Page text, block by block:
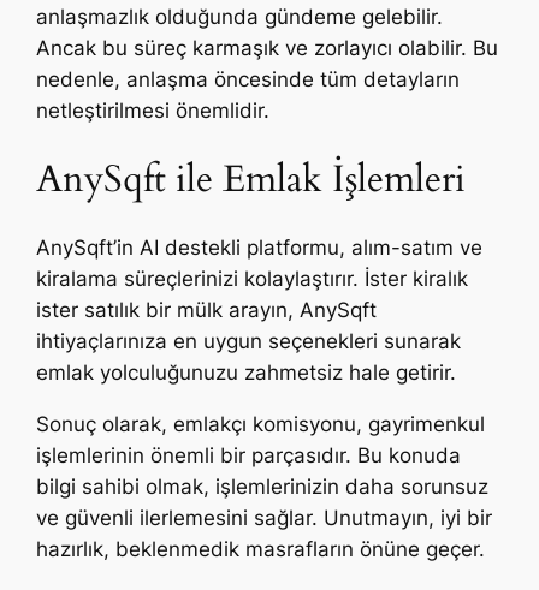
anlaşmazlık olduğunda gündeme gelebilir.
Ancak bu süreç karmaşık ve zorlayıcı olabilir. Bu
nedenle, anlaşma öncesinde tüm detayların
netleştirilmesi önemlidir.
AnySqft ile Emlak İşlemleri
AnySqft’in AI destekli platformu, alım-satım ve
kiralama süreçlerinizi kolaylaştırır. İster kiralık
ister satılık bir mülk arayın, AnySqft
ihtiyaçlarınıza en uygun seçenekleri sunarak
emlak yolculuğunuzu zahmetsiz hale getirir.
Sonuç olarak, emlakçı komisyonu, gayrimenkul
işlemlerinin önemli bir parçasıdır. Bu konuda
bilgi sahibi olmak, işlemlerinizin daha sorunsuz
ve güvenli ilerlemesini sağlar. Unutmayın, iyi bir
hazırlık, beklenmedik masrafların önüne geçer.